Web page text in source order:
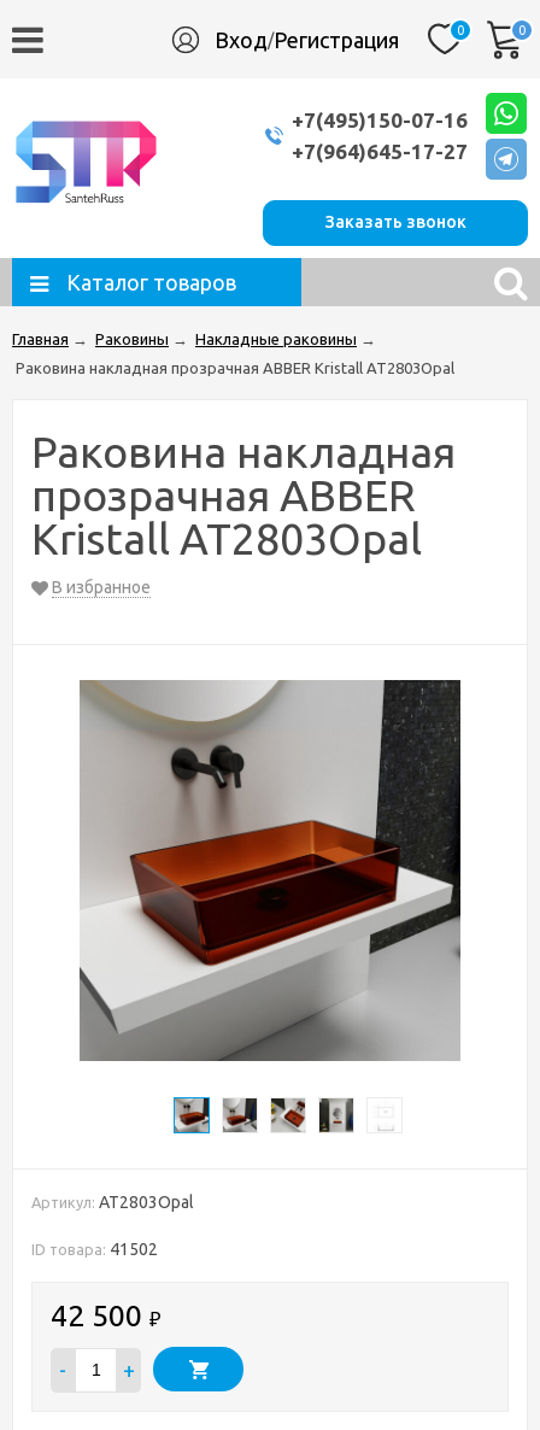
Вход/Регистрация 0 0
+7(495)150-07-16
+7(964)645-17-27
Заказать звонок
Каталог товаров
Главная → Раковины → Накладные раковины →
Раковина накладная прозрачная ABBER Kristall AT2803Opal
Раковина накладная
прозрачная ABBER
Kristall AT2803Opal
В избранное
Артикул: AT2803Opal
ID товара: 41502
42 500 ₽
- +